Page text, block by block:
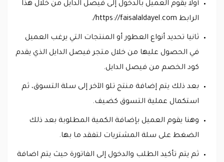
أولا يقوم العميل بالدخول إلى فيصل الدايل من خلال هذا
الرابط https://faisalaldayel.com/.
ثانيا تحديد أنواع العطور أو المنتجات التي يرغب العميل
في الحصول عليها من خلال متجر فيصل الدايل الذي يقدم
كود الخصم من فيصل الدايل.
بعد ذلك يتم إضافة منتج تلو الآخر إلى سلة التسوق، ثم
استكمال عملية التسوق كضيف.
وهنا يقوم العميل بإضافة الكمية المطلوبة بعد ذلك
الضغط على سلة المشتريات لتفقد ما بها.
ثم يتم تأكيد الطلب والدخول إلى الفاتورة حيث يتم اضافة